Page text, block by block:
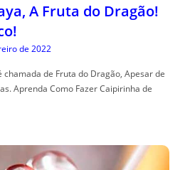
A Fruta do Dragão!
de 2022
de Fruta do Dragão, Apesar de
Aprenda Como Fazer Caipirinha de